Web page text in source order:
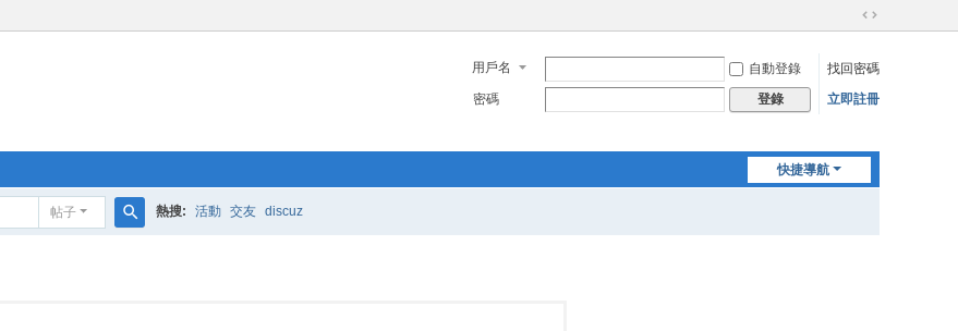
切
到
寬
用戶名 自動登錄
找回密碼
密碼
登錄 立即註冊
快捷導航
帖子 熱搜: 活動 交友 discuz